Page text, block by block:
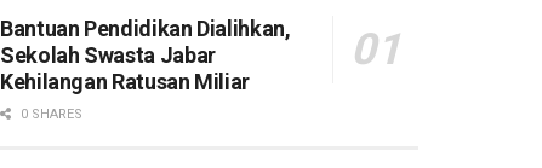
Bantuan Pendidikan Dialihkan,
Sekolah Swasta Jabar
Kehilangan Ratusan Miliar
0 SHARES